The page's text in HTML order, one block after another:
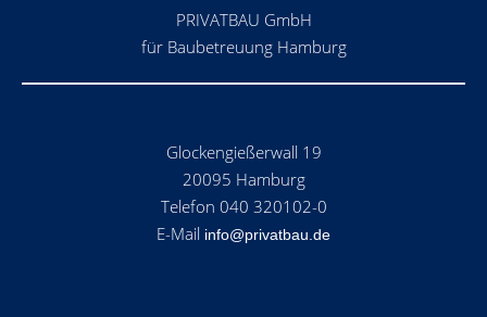
PRIVATBAU GmbH
für Baubetreuung Hamburg
Glockengießerwall 19
20095 Hamburg
Telefon 040 320102-0
E-Mail info@privatbau.de